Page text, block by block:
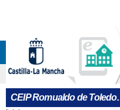
CEIP Romualdo de